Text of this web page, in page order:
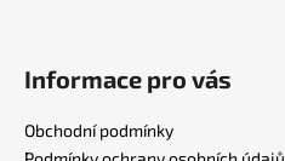
Informace pro vás
Obchodní podmínky